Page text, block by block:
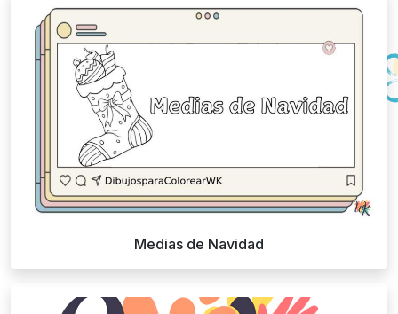
Medias de Navidad